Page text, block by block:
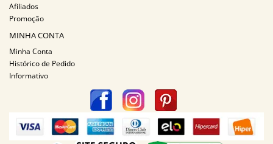
Afiliados
Promoção
MINHA CONTA
Minha Conta
Histórico de Pedido
Informativo